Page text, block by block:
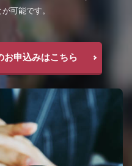
可能です。
お申込みはこちら